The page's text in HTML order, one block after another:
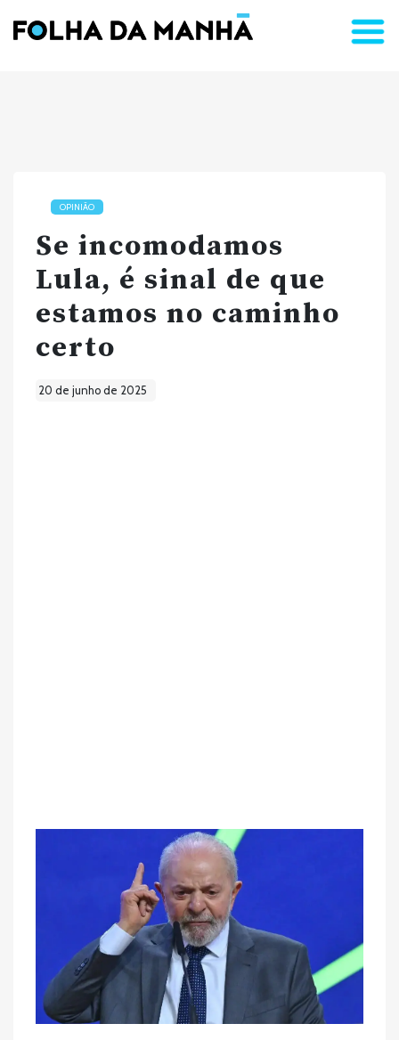
OPINIÃO
Se incomodamos
Lula, é sinal de que
estamos no caminho
certo
20 de junho de 2025